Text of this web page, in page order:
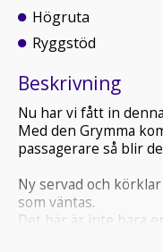
Högruta
Ryggstöd
Beskrivning
Nu har vi fått in
Med den Grymma
passagerare så blir
Ny servad och
som väntas.
Det här är inte bara